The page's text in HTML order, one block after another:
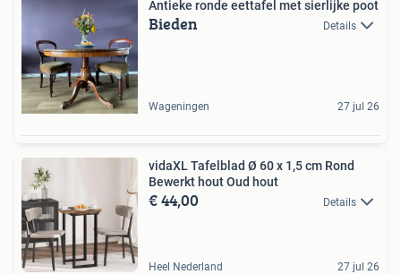
Antieke ronde eettafel met sierlijke poot
Bieden Details
Wageningen 27 jul 26
vidaXL Tafelblad Ø 60 x 1,5 cm Rond
Bewerkt hout Oud hout
€ 44,00 Details
Heel Nederland 27 jul 26